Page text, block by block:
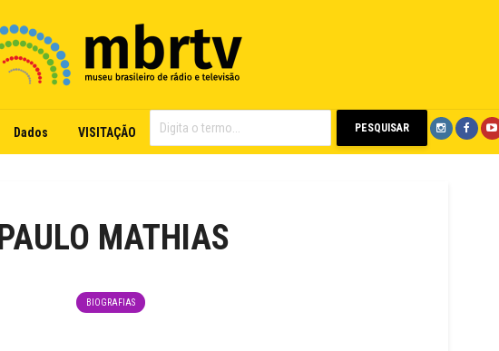
Dados VISITAÇÃO PESQUISAR
MATHIAS
BIOGRAFIAS